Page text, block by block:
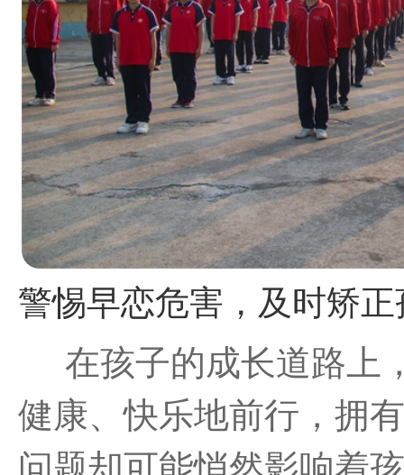
在孩子的成长道路上
健康、快乐地前行，拥
问题却可能悄然影响着